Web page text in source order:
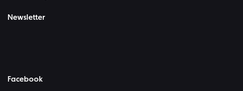
Newsletter
Facebook